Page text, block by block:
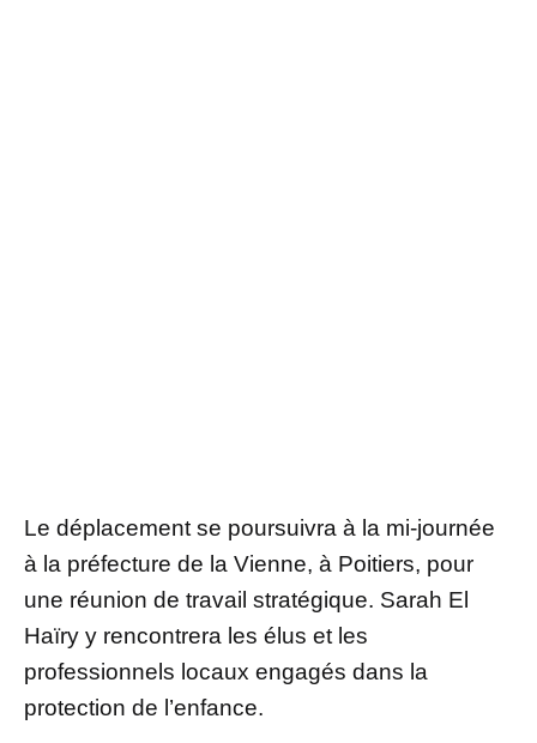
Le déplacement se poursuivra à la mi-journée
à la préfecture de la Vienne, à Poitiers, pour
une réunion de travail stratégique. Sarah El
Haïry y rencontrera les élus et les
professionnels locaux engagés dans la
protection de l’enfance.